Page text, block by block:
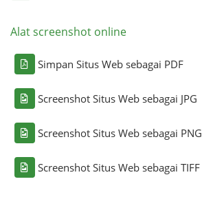
Alat screenshot online
Simpan Situs Web sebagai PDF
Screenshot Situs Web sebagai JPG
Screenshot Situs Web sebagai PNG
Screenshot Situs Web sebagai TIFF